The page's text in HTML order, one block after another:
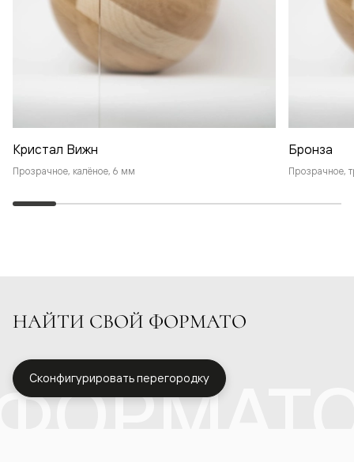
Кристал Вижн
Прозрачное, калёное, 6 мм
Бронза
Прозрачное,
НАЙТИ СВОЙ ФОРМАТО
Сконфигурировать перегородку